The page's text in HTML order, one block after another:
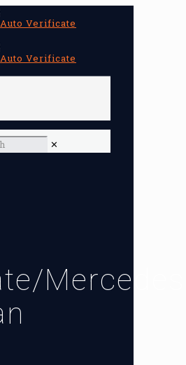
✕
Mercedes